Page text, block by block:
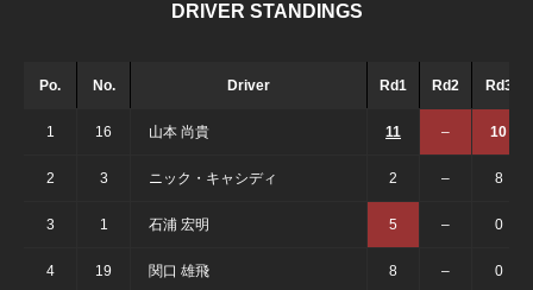
DRIVER STANDINGS
Po. No. Driver Rd1 Rd2 Rd3
1 16 山本 尚貴 11 – 10
2 3 ニック・キャシディ 2 – 8
3 1 石浦 宏明 5 – 0
4 19 関口 雄飛 8 – 0